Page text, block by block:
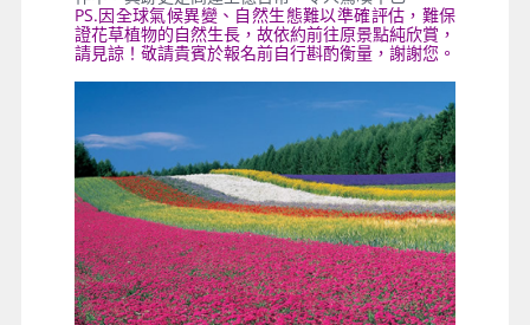
PS.因全球氣候異變、自然生態難以準確評估，難保
證花草植物的自然生長，故依約前往原景點純欣賞，
請見諒！敬請貴賓於報名前自行斟酌衡量，謝謝您。